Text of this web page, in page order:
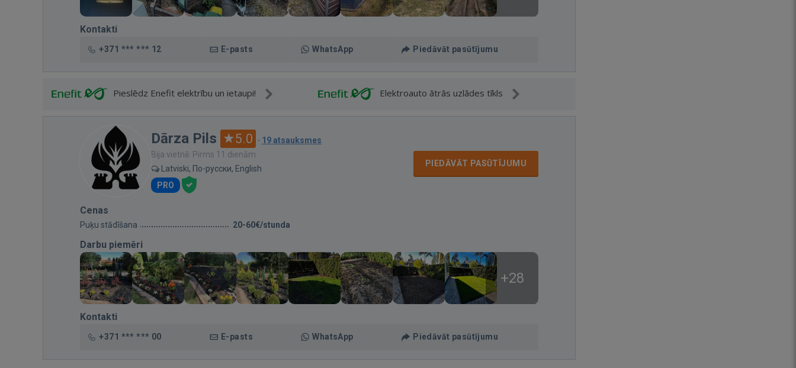
Kontakti
+371 *** *** 12 E-pasts WhatsApp Piedāvāt pasūtījumu
Pieslēdz Enefit elektrību un ietaupi! Elektroauto ātrās uzlādes tīkls
Dārza Pils 5.0 · 19 atsauksmes
Bija vietnē: Pirms 11 dienām
Latviski, По-русски, English
PRO
PIEDĀVĀT PASŪTĪJUMU
Cenas
Puķu stādīšana 20-60€/stunda
Darbu piemēri
+28
Kontakti
+371 *** *** 00 E-pasts WhatsApp Piedāvāt pasūtījumu